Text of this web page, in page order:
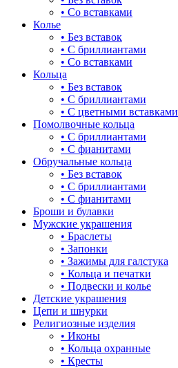
звезды
знаки зодиака
квадрат (куб)
клевер
ключ
корона
кошки
круг (шар)
крылья и перья
листья
ловец снов
лошадки и единороги
• Со вставками
Колье
• Без вставок
• С бриллиантами
• Со вставками
Кольца
• Без вставок
• С бриллиантами
• С цветными вставками
Помолвочные кольца
• С бриллиантами
• С фианитами
Обручальные кольца
• Без вставок
• С бриллиантами
• С фианитами
Броши и булавки
Мужские украшения
• Браслеты
• Запонки
• Зажимы для галстука
• Кольца и печатки
• Подвески и колье
Детские украшения
Цепи и шнурки
Религиозные изделия
• Иконы
• Кольца охранные
• Кресты